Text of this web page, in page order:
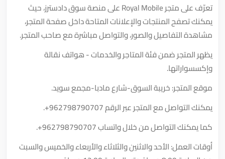
تعرّف على متجر Royal Mobile على منصة سوق دادسترز، حيث
يمكنك تصفح المنتجات والإعلانات المتاحة داخل صفحة المتجر،
مشاهدة التفاصيل والصور، والتواصل مباشرة مع صاحب المتجر.
يظهر المتجر ضمن فئة المتاجر والخدمات - هواتف نقالة
وإكسسواراتها.
موقع المتجر: خريبة السوق-شارع مادبا-مجمع سويد.
يمكنك التواصل مع المتجر عبر الرقم+962798790707
.
كما يمكنك التواصل من خلال واتساب+962798790707
.
أوقات العمل: الأحد والاثنين والثلاثاء والأربعاء والخميس والسبت